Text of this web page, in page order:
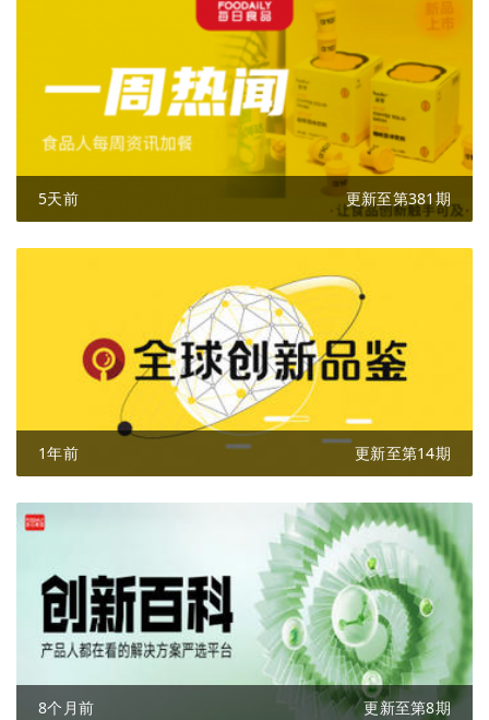
5天前 更新至第381期
1年前 更新至第14期
8个月前 更新至第8期